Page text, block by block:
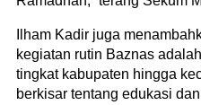
Ilham Kadir juga
kegiatan rutin Baznas
tingkat kabupaten hingga
berkisar tentang edukasi